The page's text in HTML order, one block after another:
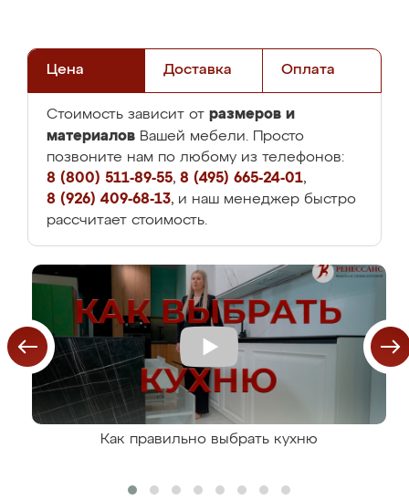
Цена Доставка Оплата
Стоимость зависит от размеров и
материалов Вашей мебели. Просто
позвоните нам по любому из телефонов:
8 (800) 511-89-55, 8 (495) 665-24-01,
8 (926) 409-68-13, и наш менеджер быстро
рассчитает стоимость.
Как правильно выбрать кухню